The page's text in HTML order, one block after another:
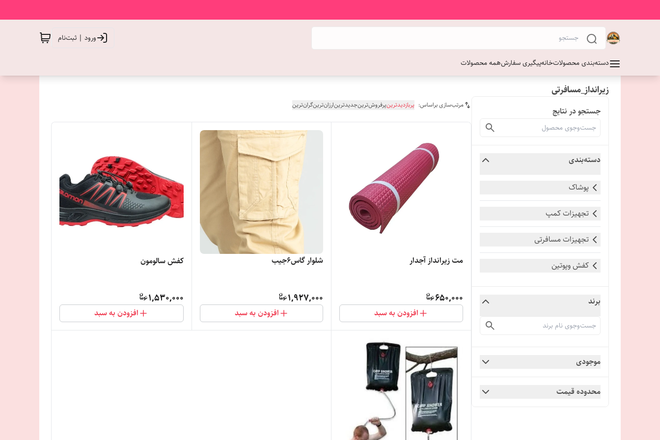
ورود | ثبت‌نام
دسته‌بندی محصولاتخانهپیگیری سفارشهمه محصولات
زیرانداز_مسافرتی
جستجو در نتایج
دسته‌بندی
پوشاک
تجهیزات کمپ
تجهیزات مسافرتی
کفش وپوتین
برند
موجودی
محدوده قیمت
مرتب‌سازی براساس: پربازدیدترینپرفروش‌ترینجدیدترینارزان‌ترینگران‌ترین
مت زیرانداز آجدار
650,000
افزودن به سبد
شلوار گاس۶جیب
1,927,000
افزودن به سبد
کفش سالومون
1,530,000
افزودن به سبد